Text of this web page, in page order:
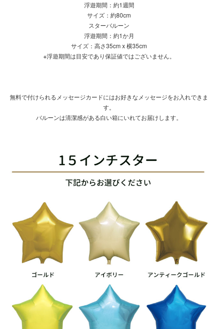
浮遊期間：約1週間
サイズ：約80cm
スターバルーン
浮遊期間：約1か月
サイズ：高さ35cm x 横35cm
※浮遊期間は目安であり保証値ではございません。
無料で付けられるメッセージカードにはお好きなメッセージをお入れできま
す。
バルーンは清潔感がある白い箱にいれてお届けします。